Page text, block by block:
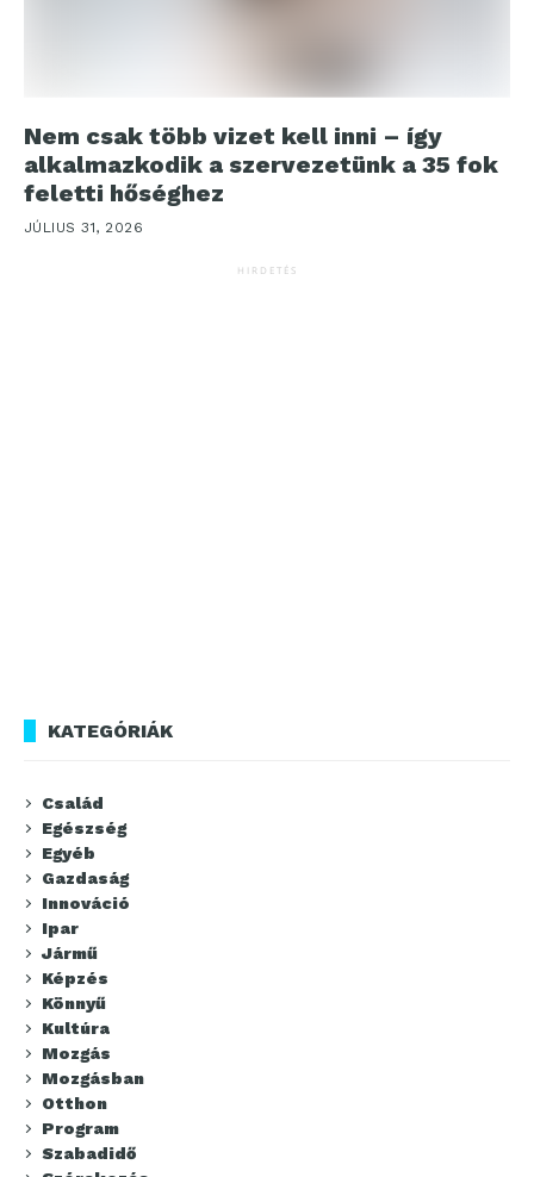
Nem csak több vizet kell inni – így
alkalmazkodik a szervezetünk a 35 fok
feletti hőséghez
JÚLIUS 31, 2026
HIRDETÉS
KATEGÓRIÁK
Család
Egészség
Egyéb
Gazdaság
Innováció
Ipar
Jármű
Képzés
Könnyű
Kultúra
Mozgás
Mozgásban
Otthon
Program
Szabadidő